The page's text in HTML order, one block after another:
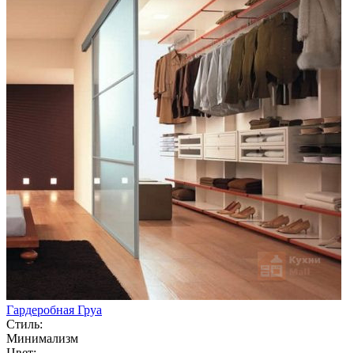
Гардеробная Груа
Стиль:
Минимализм